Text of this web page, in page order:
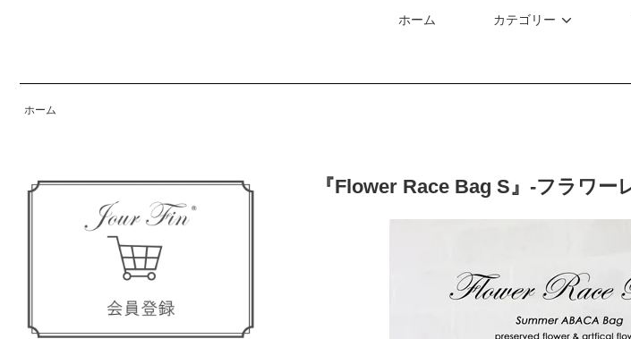
ホーム カテゴリー
ホーム
『Flower Race Bag S』-フラワ